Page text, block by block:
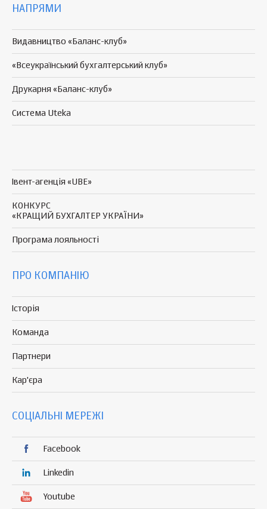
НАПРЯМИ
Видавництво «Баланс-клуб»
«Всеукраїнський бухгалтерський клуб»
Друкарня «Баланс-клуб»
Система Uteka
Івент-агенція «UBE»
КОНКУРС
«КРАЩИЙ БУХГАЛТЕР УКРАЇНИ»
Програма лояльності
ПРО КОМПАНІЮ
Історія
Команда
Партнери
Кар'єра
СОЦІАЛЬНІ МЕРЕЖІ
Facebook
Linkedin
Youtube